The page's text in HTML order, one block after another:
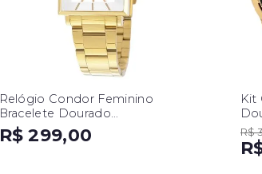
Relógio Condor Feminino
Bracelete Dourado
CO2035EXM/K4B
R$ 299,00
Kit
R$